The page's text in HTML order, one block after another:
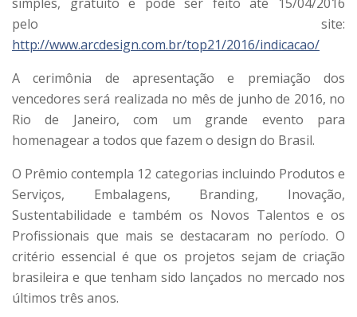
pelo site:
http://www.arcdesign.com.br/top21/2016/indicacao/
A cerimônia de apresentação e premiação dos
vencedores será realizada no mês de junho de 2016, no
Rio de Janeiro, com um grande evento para
homenagear a todos que fazem o design do Brasil.
O Prêmio contempla 12 categorias incluindo Produtos e
Serviços, Embalagens, Branding, Inovação,
Sustentabilidade e também os Novos Talentos e os
Profissionais que mais se destacaram no período. O
critério essencial é que os projetos sejam de criação
brasileira e que tenham sido lançados no mercado nos
últimos três anos.